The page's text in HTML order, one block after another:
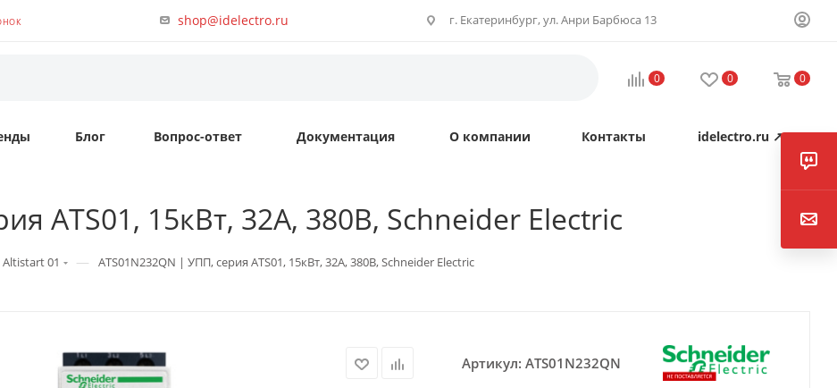
shop@idelectro.ru г. Екатеринбург, ул. Анри Барбюса 13
0 0 0
Блог Вопрос-ответ Документация О компании Контакты idelectro.ru ↗
ATS01, 15кВт, 32А, 380В, Schneider Electric
Altistart 01 — ATS01N232QN | УПП, серия ATS01, 15кВт, 32А, 380В, Schneider Electric
Артикул: ATS01N232QN